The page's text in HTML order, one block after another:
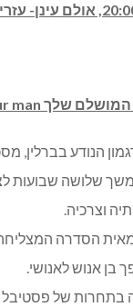
המושלם שלך man
הנודע בברלין,
שלושה שבועות
וצרכיה.
הסדרה
בן אנוש לאנושי.
בתחרות של פסטיבל